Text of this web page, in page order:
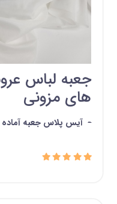
جعبه لباس
های مزونی
- آیس پلاس جعبه آماده